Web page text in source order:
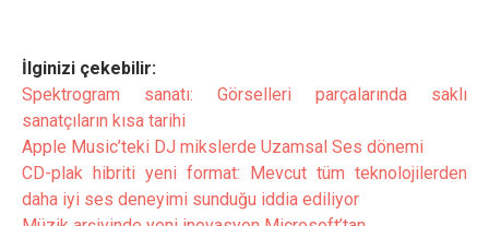
İlginizi çekebilir:
Spektrogram sanatı: Görselleri parçalarında saklı
sanatçıların kısa tarihi
Apple Music’teki DJ mikslerde Uzamsal Ses dönemi
CD-plak hibriti yeni format: Mevcut tüm teknolojilerden
daha iyi ses deneyimi sunduğu iddia ediliyor